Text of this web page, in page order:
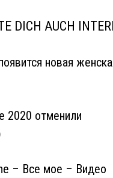
DICH AUCH
новая
2020 отменили
– Все мое – Видео